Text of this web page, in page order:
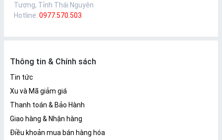
Tượng, Tỉnh Thái Nguyên
Hotline: 0977.570.503
Thông tin & Chính sách
Tin tức
Xu và Mã giảm giá
Thanh toán & Bảo Hành
Giao hàng & Nhận hàng
Điều khoản mua bán hàng hóa